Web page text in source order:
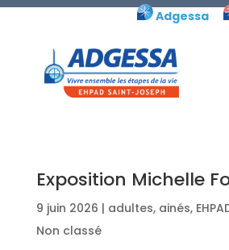
Skip
Adgessa
Exposition Michelle
9 juin 2026 | adultes, ainés,
Non classé